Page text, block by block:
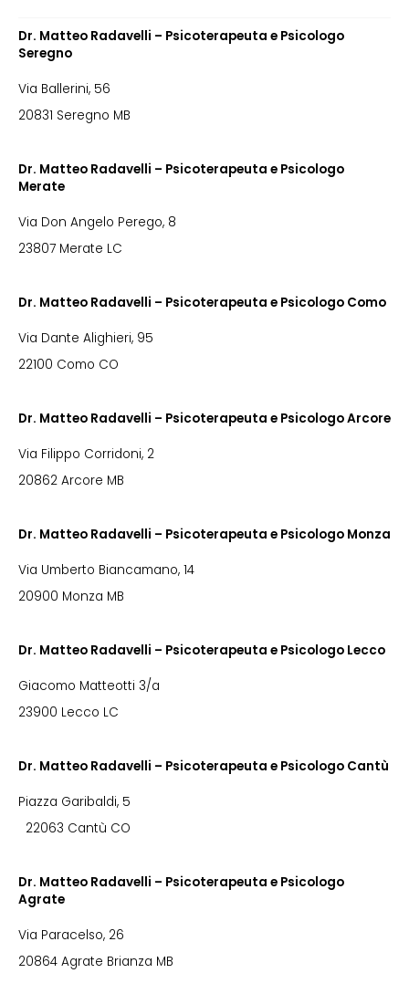
Dr. Matteo Radavelli – Psicoterapeuta e Psicologo
Seregno
Via Ballerini, 56
20831 Seregno MB
Dr. Matteo Radavelli – Psicoterapeuta e Psicologo
Merate
Via Don Angelo Perego, 8
23807 Merate LC
Dr. Matteo Radavelli – Psicoterapeuta e Psicologo Como
Via Dante Alighieri, 95
22100 Como CO
Dr. Matteo Radavelli – Psicoterapeuta e Psicologo Arcore
Via Filippo Corridoni, 2
20862 Arcore MB
Dr. Matteo Radavelli – Psicoterapeuta e Psicologo Monza
Via Umberto Biancamano, 14
20900 Monza MB
Dr. Matteo Radavelli – Psicoterapeuta e Psicologo Lecco
Giacomo Matteotti 3/a
23900 Lecco LC
Dr. Matteo Radavelli – Psicoterapeuta e Psicologo Cantù
Piazza Garibaldi, 5
22063 Cantù CO
Dr. Matteo Radavelli – Psicoterapeuta e Psicologo
Agrate
Via Paracelso, 26
20864 Agrate Brianza MB